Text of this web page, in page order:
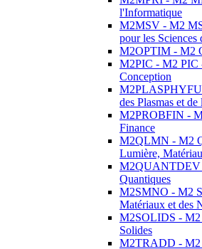
l'Informatique
M2MSV - M2
pour les Sciences
M2OPTIM - M2
M2PIC - M2 PIC
Conception
des Plasmas et de
M2PROBFIN -
Finance
M2QLMN - M2
Lumière,
M2QUANTDEV
Quantiques
M2SMNO - M2
Matériaux et des
M2SOLIDS - M2
Solides
M2TRADD - M2